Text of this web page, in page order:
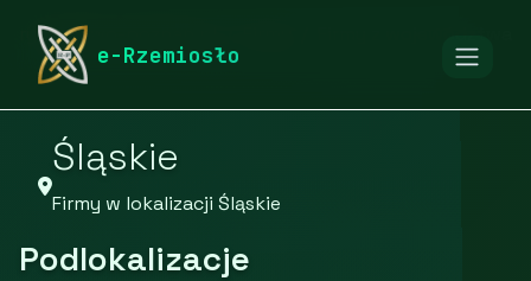
e-Rzemiosło
rymarstwo-poznan.pl
Śląskie
Firmy w lokalizacji Śląskie
Podlokalizacje